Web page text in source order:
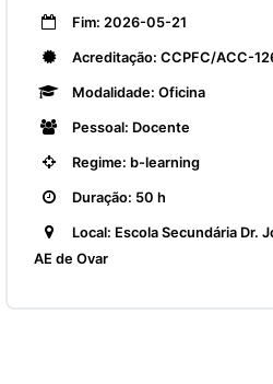
Fim: 2026-05-21
Acreditação: CCPFC/ACC-
Modalidade: Oficina
Pessoal: Docente
Regime: b-learning
Duração: 50 h
Local: Escola Secundária Dr.
AE de Ovar